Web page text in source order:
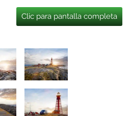
Clic para pantalla completa